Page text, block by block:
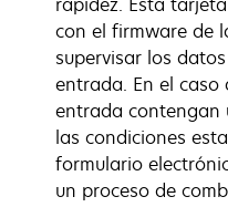
con el firmware de
supervisar los datos
entrada. En el
entrada contengan
las condiciones
formulario
un proceso de